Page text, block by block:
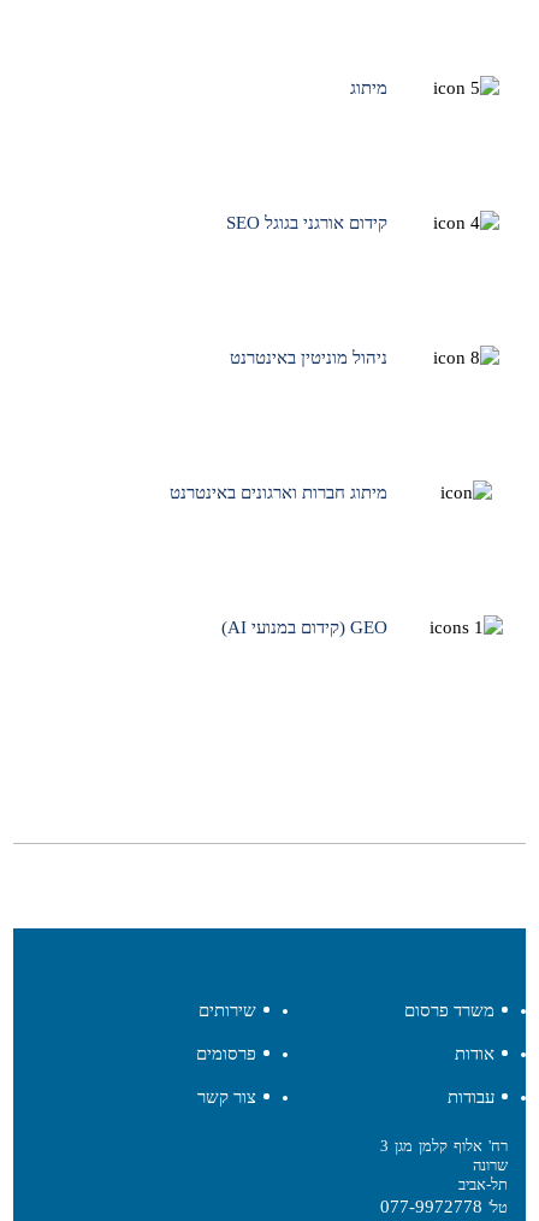
מיתוג
קידום אורגני בגוגל SEO
ניהול מוניטין באינטרנט
מיתוג חברות וארגונים באינטרנט
GEO (קידום במנועי AI)
משרד פרסום
אודות
עבודות
שירותים
פרסומים
צור קשר
רח' אלוף קלמן מגן 3
שרונה
תל-אביב
טל' 077-9972778